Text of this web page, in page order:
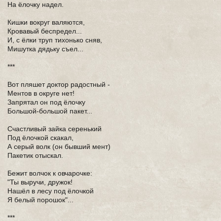
На ёлочку надел.
Кишки вокруг валяются,
Кровавый беспредел...
И, с ёлки труп тихонько сняв,
Мишутка дядьку съел...
***
Вот пляшет доктор радостный -
Ментов в округе нет!
Запрятал он под ёлочку
Большой-большой пакет...
Счастливый зайка серенький
Под ёлочкой скакал,
А серый волк (он бывший мент)
Пакетик отыскал.
Бежит волчок к овчарочке:
"Ты выручи, дружок!
Нашёл в лесу под ёлочкой
Я белый порошок"...
***